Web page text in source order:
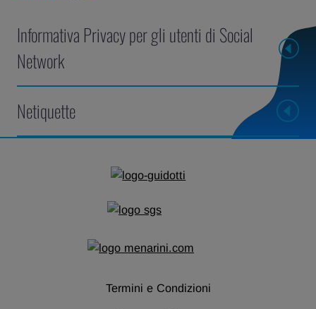
Informativa Privacy per gli utenti di Social
Network
Netiquette
Termini e Condizioni